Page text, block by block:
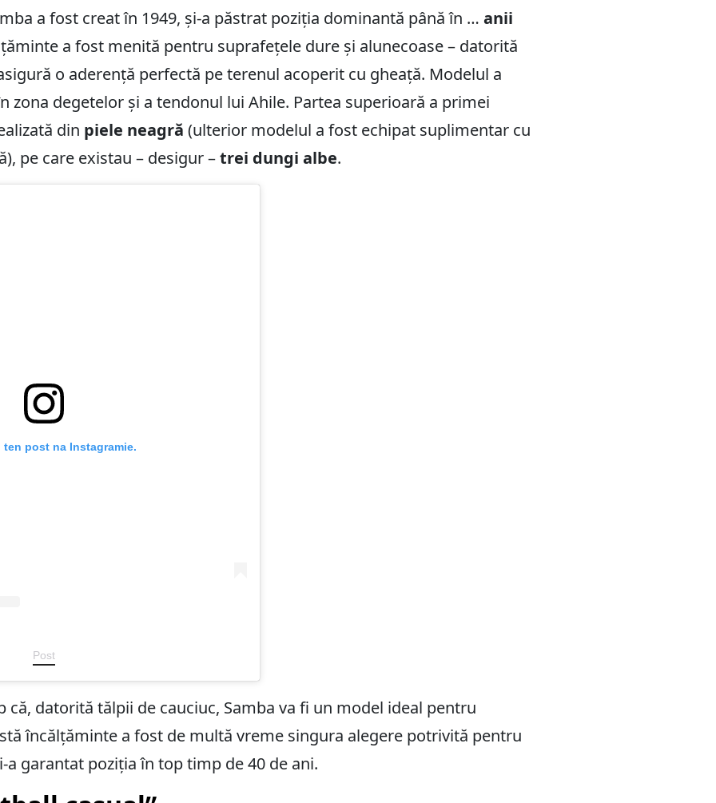
a fost creat în 1949, și-a păstrat poziția dominantă până în … anii
a fost menită pentru suprafețele dure și alunecoase – datorită
o aderență perfectă pe terenul acoperit cu gheață. Modelul a
zona degetelor și a tendonul lui Ahile. Partea superioară a primei
din piele neagră (ulterior modelul a fost echipat suplimentar cu
pe care existau – desigur –trei dungi albe.
ten post na Instagramie.
Post
că, datorită tălpii de cauciuc, Samba va fi un model ideal pentru
încălțăminte a fost de multă vreme singura alegere potrivită pentru
a garantat poziția în top timp de 40 de ani.